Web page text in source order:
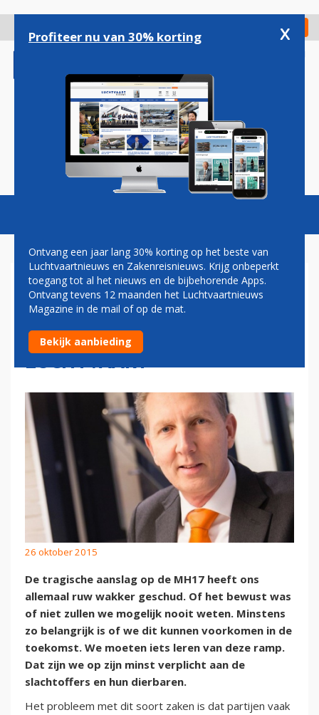
gaan
Check in
Magazine Podcasts Vacatures
STEVEN VERHAGEN:
WAAROM ER IETS MOET
VERANDEREN IN DE
LUCHTVAART
26 oktober 2015
De tragische aanslag op de MH17 heeft ons
allemaal ruw wakker geschud. Of het bewust was
of niet zullen we mogelijk nooit weten. Minstens
zo belangrijk is of we dit kunnen voorkomen in de
toekomst. We moeten iets leren van deze ramp.
Dat zijn we op zijn minst verplicht aan de
slachtoffers en hun dierbaren.
Het probleem met dit soort zaken is dat partijen vaak
Profiteer nu van 30% korting x
Ontvang een jaar lang 30% korting op het beste van
Luchtvaartnieuws en Zakenreisnieuws. Krijg onbeperkt
toegang tot al het nieuws en de bijbehorende Apps.
Ontvang tevens 12 maanden het Luchtvaartnieuws
Magazine in de mail of op de mat.
Bekijk aanbieding